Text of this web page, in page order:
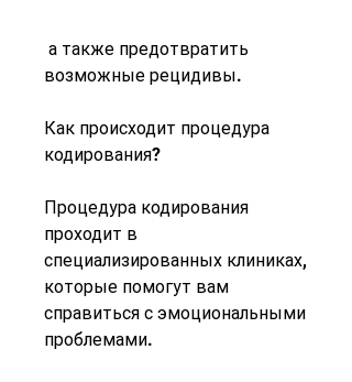
возможные рецидивы.
Как происходит процедура
кодирования?
Процедура кодирования
проходит в
специализированных клиниках,
которые помогут вам
справиться с эмоциональными
проблемами.